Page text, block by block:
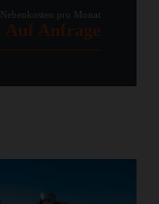
Nebenkosten pro Monat
Auf Anfrage